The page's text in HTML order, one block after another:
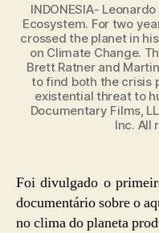
INDONESIA-
Ecosystem. For two
crossed the planet in
on Climate Change.
Brett Ratner and
to find both the crisis
existential threat to
Documentary Films,
Inc. All
Foi divulgado o
documentário sobre o
no clima do planeta